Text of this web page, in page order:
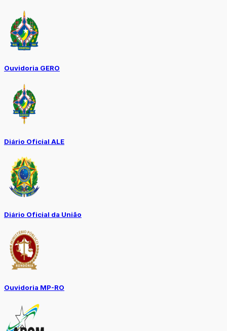
Ouvidoria GERO
Diário Oficial ALE
Diário Oficial da União
Ouvidoria MP-RO